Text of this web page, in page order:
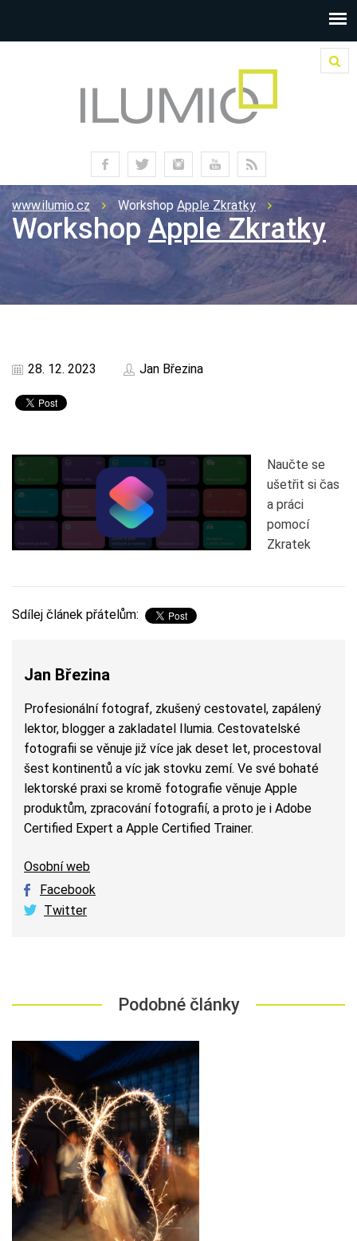
www.ilumio.cz Workshop Apple Zkratky
Workshop Apple Zkratky
28. 12. 2023 Jan Březina
Naučte se
ušetřit si čas
a práci
pomocí
Zkratek
Sdílej článek přátelům:
Jan Březina
Profesionální fotograf, zkušený cestovatel, zapálený
lektor, blogger a zakladatel Ilumia. Cestovatelské
fotografii se věnuje již více jak deset let, procestoval
šest kontinentů a víc jak stovku zemí. Ve své bohaté
lektorské praxi se kromě fotografie věnuje Apple
produktům, zpracování fotografií, a proto je i Adobe
Certified Expert a Apple Certified Trainer.
Osobní web
Facebook
Twitter
Podobné články